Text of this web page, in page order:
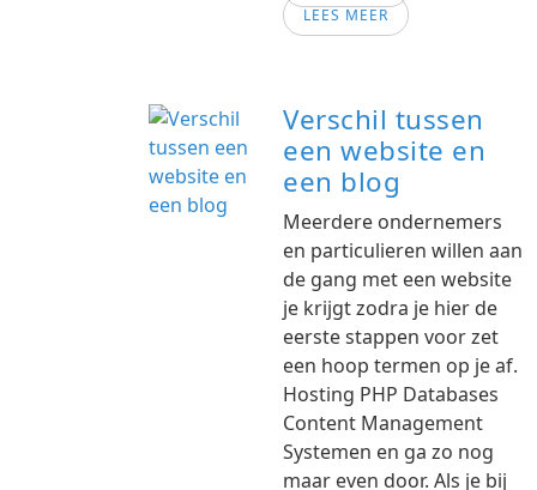
LEES MEER
Verschil tussen
een website en
een blog
Meerdere ondernemers
en particulieren willen aan
de gang met een website
je krijgt zodra je hier de
eerste stappen voor zet
een hoop termen op je af.
Hosting PHP Databases
Content Management
Systemen en ga zo nog
maar even door. Als je bij